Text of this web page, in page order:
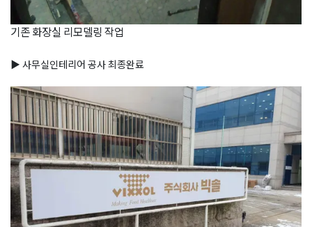
기존 화장실 리모델링 작업
▶ 사무실인테리어 공사 최종완료